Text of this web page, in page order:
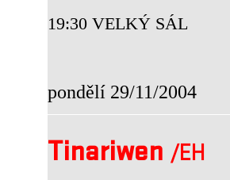
19:30 VELKÝ SÁL
pondělí 29/11/2004
Tinariwen /EH